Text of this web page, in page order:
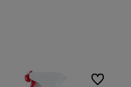
Do